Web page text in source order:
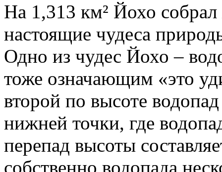
На 1,313 км² Йохо
настоящие чудеса
Одно из чудес Йохо –
тоже означающим «это
второй по высоте
нижней точки, где
перепад высоты
собственно водопада